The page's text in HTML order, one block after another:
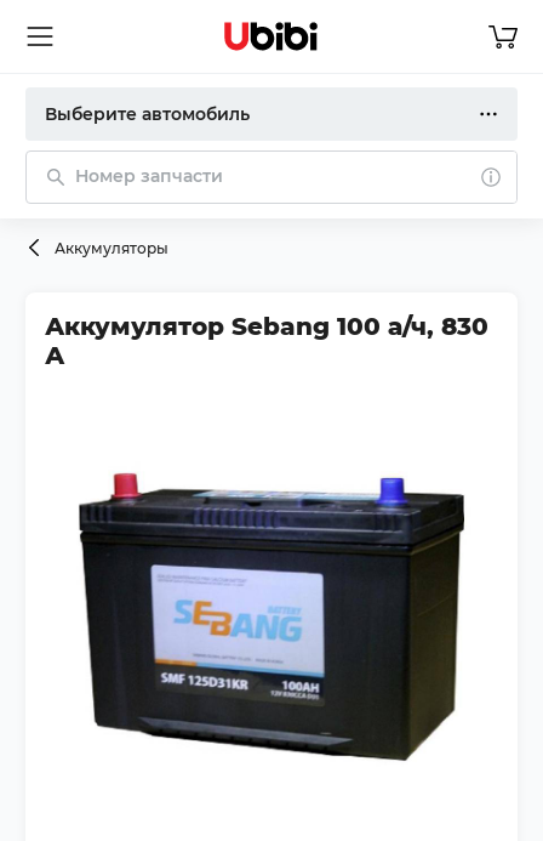
Выберите автомобиль
Номер запчасти
Аккумуляторы
Аккумулятор Sebang 100 а/ч, 830
А